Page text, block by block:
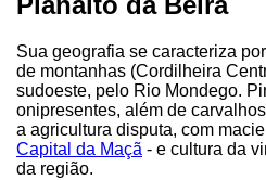
Sua geografia se caracteriza
de montanhas (Cordilheira
sudoeste, pelo Rio Mondego.
onipresentes, além de
a agricultura disputa, com
Capital da Maçã - e cultura da
da região.